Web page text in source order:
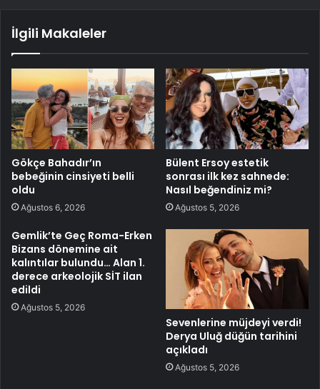
İlgili Makaleler
Gökçe Bahadır’ın
bebeğinin cinsiyeti belli
oldu
Ağustos 6, 2026
Bülent Ersoy estetik
sonrası ilk kez sahnede:
Nasıl beğendiniz mi?
Ağustos 5, 2026
Gemlik’te Geç Roma-Erken
Bizans dönemine ait
kalıntılar bulundu… Alan 1.
derece arkeolojik SİT ilan
edildi
Ağustos 5, 2026
Sevenlerine müjdeyi verdi!
Derya Uluğ düğün tarihini
açıkladı
Ağustos 5, 2026